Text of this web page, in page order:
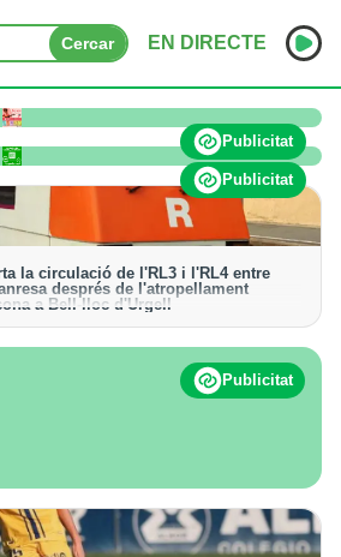
Cercar EN DIRECTE
INICI
NOTÍCIES
PODCASTS
PROGRAMES
ESPORTS
CONTACTE
significatives
Publicitat
Publicitat
la circulació de l'RL3 i l'RL4 entre
després de l'atropellament
a Bell-lloc d'Urgell
recuperant la freqüència de pas
forma progressiva
Publicitat